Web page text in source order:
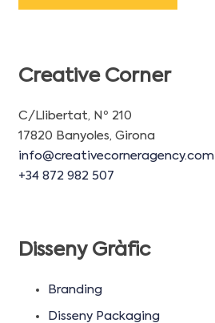
Creative Corner
C/Llibertat, Nº 210
17820 Banyoles, Girona
info@creativecorneragency.com
+34 872 982 507
Disseny Gràfic
Branding
Disseny Packaging